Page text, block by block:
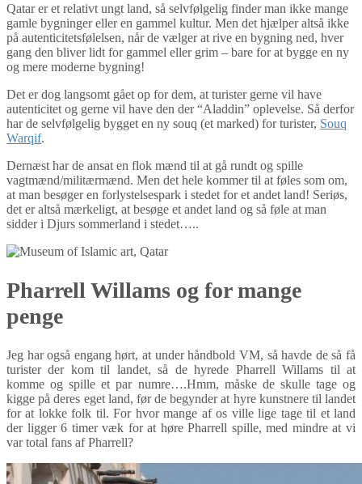
Qatar er et relativt ungt land, så selvfølgelig finder man ikke mange
gamle bygninger eller en gammel kultur. Men det hjælper altså ikke
på autenticitetsfølelsen, når de vælger at rive en bygning ned, hver
gang den bliver lidt for gammel eller grim – bare for at bygge en ny
og mere moderne bygning!
Det er dog langsomt gået op for dem, at turister gerne vil have
autenticitet og gerne vil have den der “Aladdin” oplevelse. Så derfor
har de selvfølgelig bygget en ny souq (et marked) for turister, Souq
Warqif.
Dernæst har de ansat en flok mænd til at gå rundt og spille
vagtmænd/militærmænd. Men det hele kommer til at føles som om,
at man besøger en forlystelsespark i stedet for et andet land! Seriøs,
det er altså mærkeligt, at besøge et andet land og så føle at man
sidder i Djurs sommerland i stedet…..
Pharrell Willams og for mange
penge
Jeg har også engang hørt, at under håndbold VM, så havde de så få
turister der kom til landet, så de hyrede Pharrell Willams til at
komme og spille et par numre….Hmm, måske de skulle tage og
kigge på deres eget land, før de begynder at hyre kunstnere til landet
for at lokke folk til. For hvor mange af os ville lige tage til et land
der ligger 6 timer væk for at høre Pharrell spille, med mindre at vi
var total fans af Pharrell?